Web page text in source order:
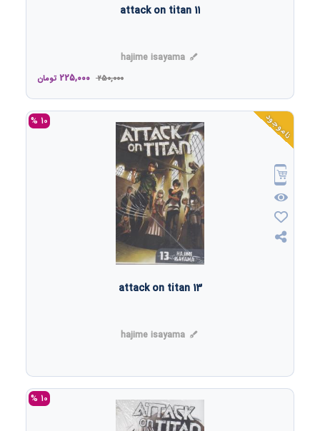
attack on titan 11
hajime isayama
250,000
225,000 تومان
ناموجود 10 %
attack on titan 13
hajime isayama
10 %